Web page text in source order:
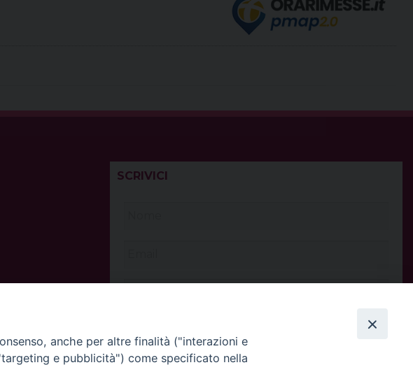
SCRIVICI
anche per altre finalità ("interazioni e
e pubblicità") come specificato nella